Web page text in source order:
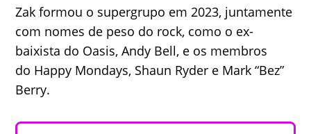
Zak formou o supergrupo em 2023, juntamente
com nomes de peso do rock, como o ex-
baixista do Oasis, Andy Bell, e os membros
do Happy Mondays, Shaun Ryder e Mark “Bez”
Berry.